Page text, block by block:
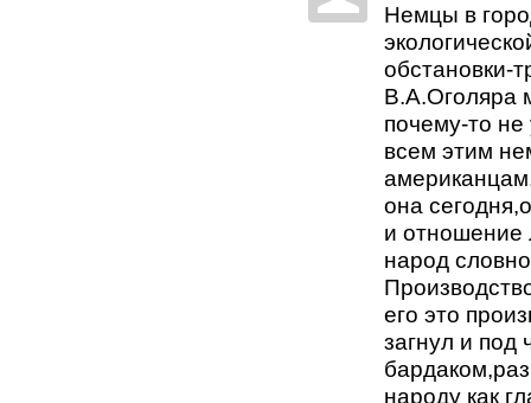
Немцы в
обстановки-
В.А.Оголяра
почему-то
всем этим
она
и отношение
народ
его это
загнул и под
народу как